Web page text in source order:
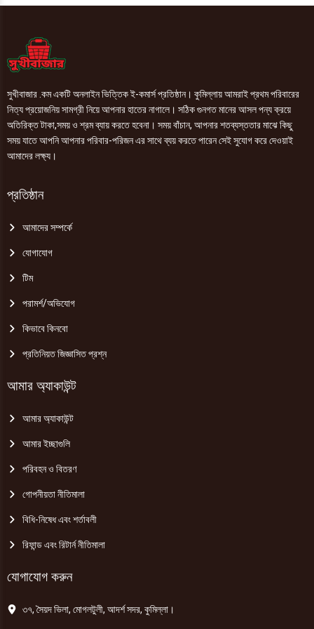
সুখীবাজার .কম একটি অনলাইন ভিত্তিক ই-কমার্স প্রতিষ্ঠান। কুমিল্লায় আমরাই প্রথম পরিবারের
নিত্য প্রয়োজনিয় সামগ্রী নিয়ে আপনার হাতের নাগালে। সঠিক গুনগত মানের আসল পন্য ক্রয়ে
অতিরিক্ত টাকা,সময় ও শ্রম ব্যায় করতে হবেনা। সময় বাঁচান, আপনার শতব্যস্ততার মাঝে কিছু
সময় যাতে আপনি আপনার পরিবার-পরিজন এর সাথে ব্যয় করতে পারেন সেই সুযোগ করে দেওয়াই
আমাদের লক্ষ্য।
প্রতিষ্ঠান
আমাদের সম্পর্কে
যোগাযোগ
টিম
পরামর্শ/অভিযোগ
কিভাবে কিনবো
প্রতিনিয়ত জিজ্ঞাসিত প্রশ্ন
আমার অ্যাকাউন্ট
আমার অ্যাকাউন্ট
আমার ইচ্ছাগুলি
পরিবহন ও বিতরণ
গোপনীয়তা নীতিমালা
বিধি-নিষেধ এবং শর্তাবলী
রিফান্ড এবং রিটার্ন নীতিমালা
যোগাযোগ করুন
৩৭, সৈয়দ ভিলা, মোগলটুলী, আদর্শ সদর, কুমিল্লা।